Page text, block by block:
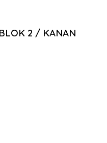
2 / KANAN